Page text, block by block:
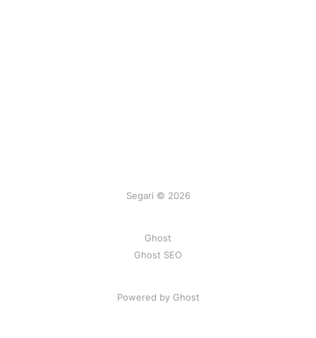
Segari © 2026
Ghost
Ghost SEO
Powered by Ghost